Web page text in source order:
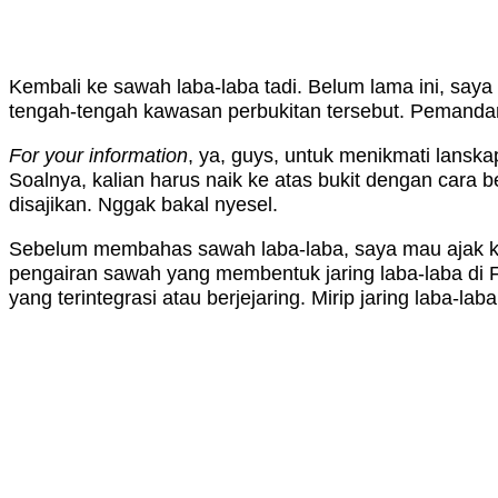
Kembali ke sawah laba-laba tadi. Belum lama ini,
tengah-tengah kawasan perbukitan tersebut.
For your information, ya, guys, untuk menikmati
Soalnya, kalian harus naik ke atas bukit dengan cara
disajikan. Nggak bakal nyesel.
Sebelum membahas sawah laba-laba, saya mau
pengairan sawah yang membentuk jaring laba-laba
yang terintegrasi atau berjejaring. Mirip jaring laba-